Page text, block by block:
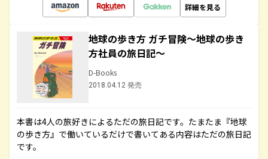
詳細を見る
地球の歩き方 ガチ冒険～地球の歩き
方社員の旅日記～
D-Books
2018.04.12 発売
本書は4人の旅好きによるただの旅日記です。たまたま『地球
の歩き方』で働いているだけで書いてある内容はただの旅日記
です。